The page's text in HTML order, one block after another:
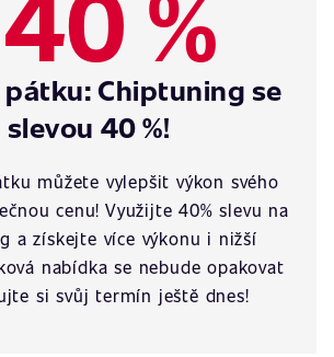
pátku: Chiptuning se
slevou 40 %!
můžete vylepšit výkon svého
cenu! Využijte 40% slevu na
a získejte více výkonu i nižší
nabídka se nebude opakovat
si svůj termín ještě dnes!